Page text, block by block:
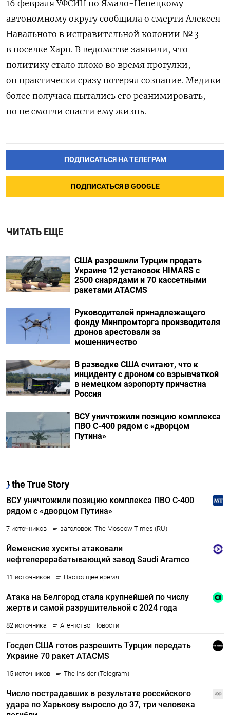
16 февраля УФСИН по Ямало-Ненецкому
автономному округу сообщила о смерти Алексея
Навального в исправительной колонии № 3
в поселке Харп. В ведомстве заявили, что
политику стало плохо во время прогулки,
он практически сразу потерял сознание. Медики
более получаса пытались его реанимировать,
но не смогли спасти ему жизнь.
ПОДПИСАТЬСЯ НА ТЕЛЕГРАМ
ПОДПИСАТЬСЯ В GOOGLE
ЧИТАТЬ ЕЩЕ
США разрешили Турции продать
Украине 12 установок HIMARS с
2500 снарядами и 70 кассетными
ракетами ATACMS
Руководителей принадлежащего
фонду Минпромторга производителя
дронов арестовали за
мошенничество
В разведке США считают, что к
инциденту с дроном со взрывчаткой
в немецком аэропорту причастна
Россия
ВСУ уничтожили позицию комплекса
ПВО С-400 рядом с «дворцом
Путина»